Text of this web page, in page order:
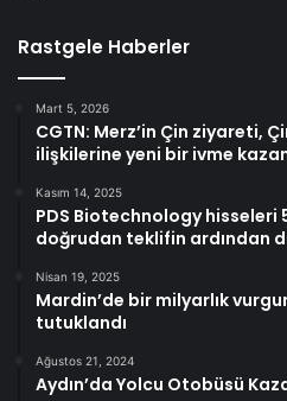
Rastgele Haberler
Mart 5, 2026
CGTN: Merz’in Çin ziyareti,
ilişkilerine yeni bir ivme
Kasım 14, 2025
PDS Biotechnology hisseleri
doğrudan teklifin ardından
Nisan 19, 2025
Mardin’de bir milyarlık
tutuklandı
Ağustos 21, 2024
Aydın’da Yolcu Otobüsü